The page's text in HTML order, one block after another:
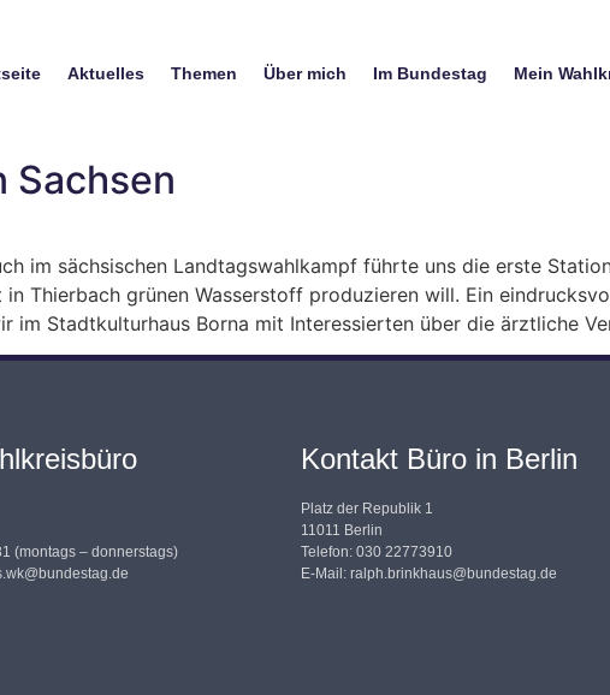
Aktuelles Themen Über mich Im Bundestag Mein
Sachsen
im sächsischen Landtagswahlkampf führte uns die erste
Thierbach grünen Wasserstoff produzieren will. Ein
im Stadtkulturhaus Borna mit Interessierten über die ärztliche
(montags – donnerstags)
Kontakt Büro in Berlin
Platz der Republik 1
11011 Berlin
Telefon: 030 22773910
E-Mail: ralph.brinkhaus@bundestag.de